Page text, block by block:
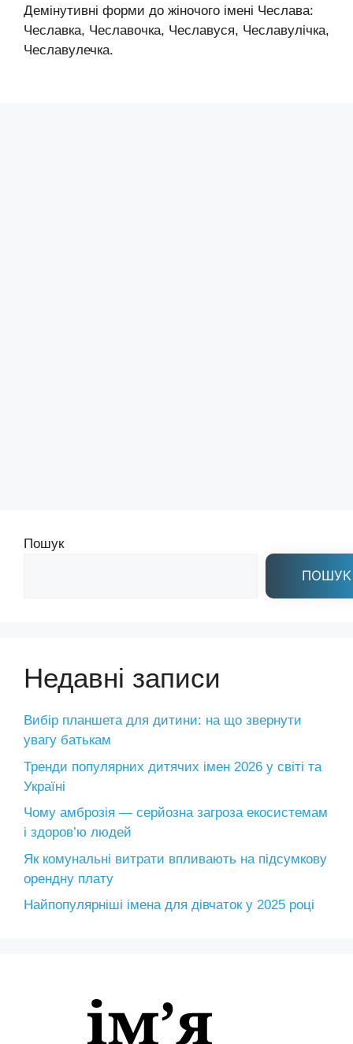
Демінутивні форми до жіночого імені Чеслава:
Чеславка, Чеславочка, Чеславуся, Чеславулічка,
Чеславулечка.
Пошук
ПОШУК
Недавні записи
Вибір планшета для дитини: на що звернути
увагу батькам
Тренди популярних дитячих імен 2026 у світі та
Україні
Чому амброзія — серйозна загроза екосистемам
і здоров’ю людей
Як комунальні витрати впливають на підсумкову
орендну плату
Найпопулярніші імена для дівчаток у 2025 році